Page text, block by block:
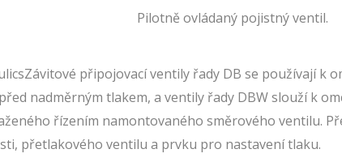
Pilotně ovládaný pojistný ventil.
připojovací ventily řady DB se používají k
nadměrným tlakem, a ventily řady DBW slouží k
řízením namontovaného směrového ventilu.
přetlakového ventilu a prvku pro nastavení tlaku.